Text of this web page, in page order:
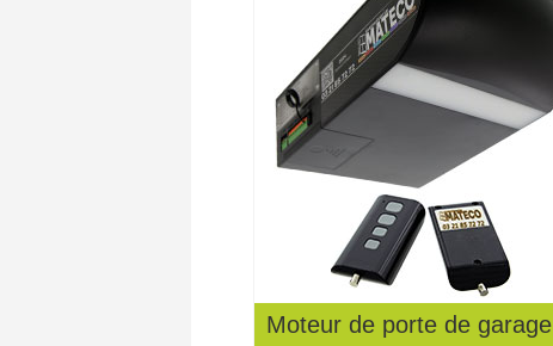
Moteur de porte de garage